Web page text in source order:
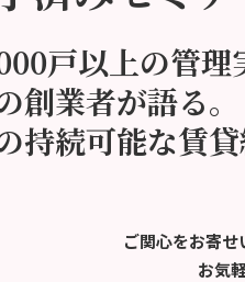
戸以上の管理
創業者が語る。
持続可能な賃
ご関心をお寄
お気